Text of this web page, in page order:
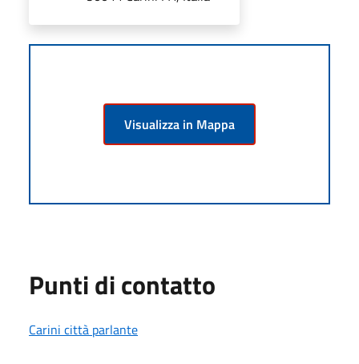
Visualizza in Mappa
Punti di contatto
Carini città parlante